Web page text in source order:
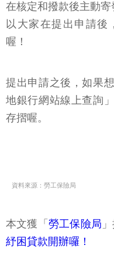
在核定和撥款後主動
以大家在提出申請後
喔！
提出申請之後，如果
地銀行網站線上查詢
存摺喔。
資料來源：勞工保險局
本文獲「 勞工保險局
紓困貸款開辦囉！